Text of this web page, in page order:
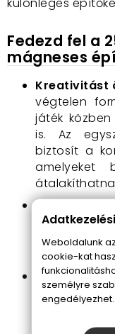
Fedezd fel a
mágneses
Kreativitást
végtelen
játék
is. Az
biztosít a
amelyeket
Fejlett
közben a
fejlődnek,
illesztése
Oktatási
geometriai
Weboldalunk
cookie-kat
személyre
engedélyezhet.